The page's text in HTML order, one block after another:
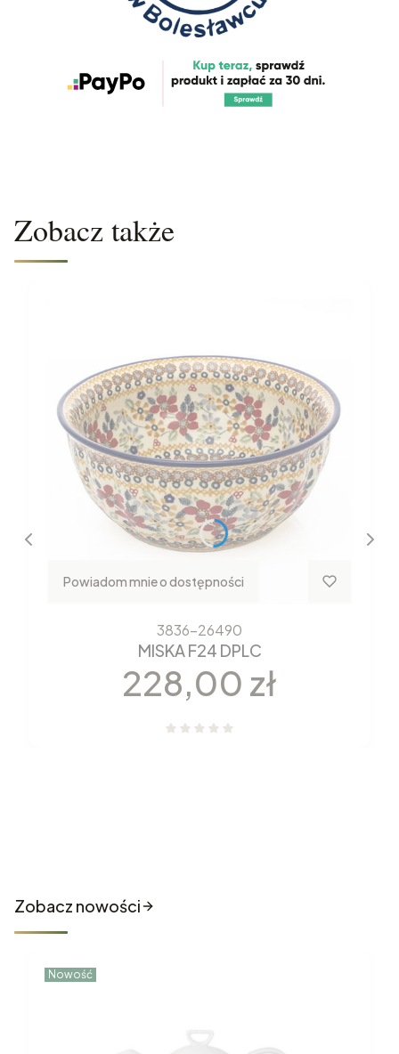
Zobacz także
Powiadom mnie o dostępności
3836-26490
MISKA F24 DPLC
Cena
228,00 zł
Zobacz nowości
Nowość